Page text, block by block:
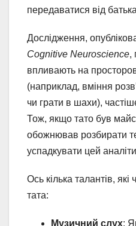
передаватися від
Дослідження,
Cognitive Neuroscience,
впливають на
(наприклад, вміння
чи грати в шахи),
Тож, якщо тато був
обожнював розбирати
успадкувати цей
Ось кілька талантів,
тата:
Музичний слух: